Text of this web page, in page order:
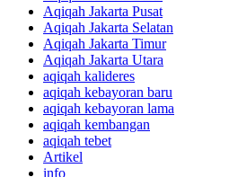
Aqiqah Jakarta Pusat
Aqiqah Jakarta Selatan
Aqiqah Jakarta Timur
Aqiqah Jakarta Utara
aqiqah kalideres
aqiqah kebayoran baru
aqiqah kebayoran lama
aqiqah kembangan
aqiqah tebet
Artikel
info